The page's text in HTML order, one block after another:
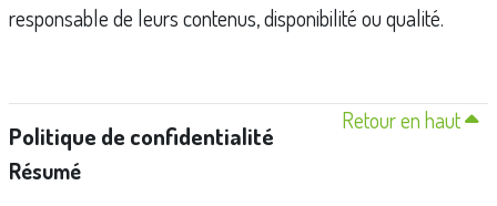
responsable de leurs contenus, disponibilité ou qualité.
Retour en haut
Politique de confidentialité
Résumé